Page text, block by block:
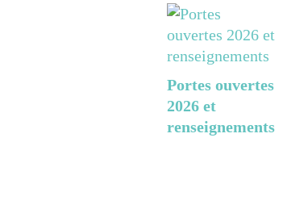
Portes ouvertes
2026 et
renseignements